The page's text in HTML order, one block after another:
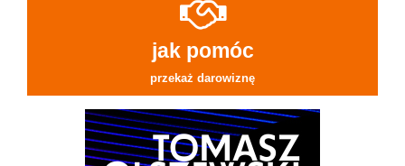
jak pomóc
przekaż darowiznę